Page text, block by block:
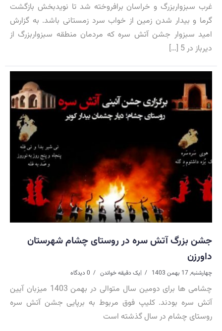
غرب سبزواربزرگ و خراسان برافروخته شد تا نویدبخش بازگشت
گرما و بیدار شدن زمین از خواب سرد زمستانی باشد. به گزارش
امید سبزوار جشن آتش سره که مردمان منطقه سبزواربزرگ از
دیرباز در 5 […]
جشن بزرگ آتش سره در روستای چشام شهرستان
داورزن
چهارشنبه, 17 بهمن 1403 |یک دقیقه خواندن 0 دیدگاه
چشامی ها برای دومین سال متوالی در بهمن 1403 میزبان آیین
آتش سره بودند. کلیپ فوق مربوط به برپایی جشن آتش سره
روستای چشام در سال گذشته است